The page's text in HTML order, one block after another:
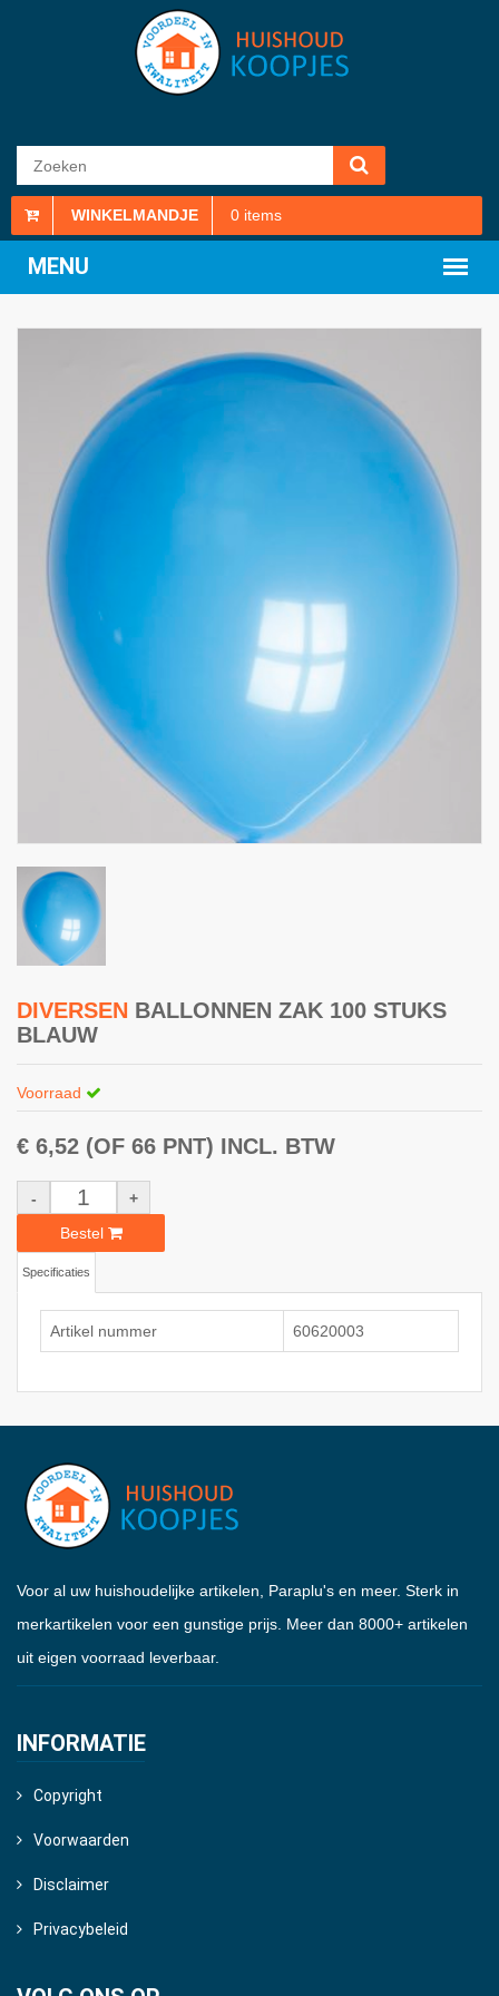
WINKELMANDJE 0 items
DIVERSEN BALLONNEN ZAK 100 STUKS
BLAUW
Voorraad
€ 6,52 (OF 66 PNT) INCL. BTW
-
+
Bestel
Specificaties
Artikel nummer 60620003
Voor al uw huishoudelijke artikelen, Paraplu's en meer. Sterk in
merkartikelen voor een gunstige prijs. Meer dan 8000+ artikelen
uit eigen voorraad leverbaar.
INFORMATIE
Copyright
Voorwaarden
Disclaimer
Privacybeleid